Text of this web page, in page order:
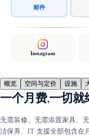
邮件
Instagram
概览 空间与定价 设施
一个月费,一切就
无需装修、无需添置家具、
洁保养、IT 支援全部包含在